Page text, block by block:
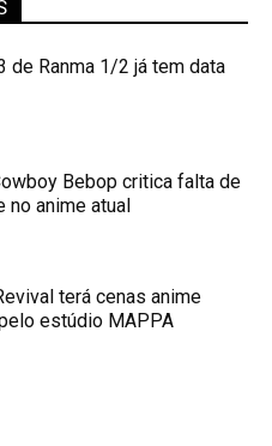
de Ranma 1/2 já tem data
Bebop critica falta de
no anime atual
terá cenas anime
estúdio MAPPA